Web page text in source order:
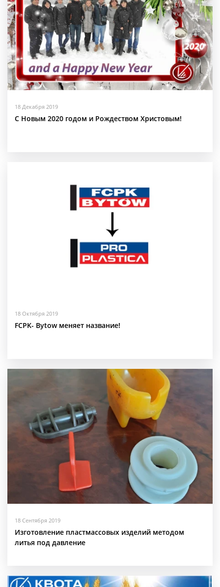
18 Декабря 2019
С Новым 2020 годом и Рождеством Христовым!
18 Октября 2019
FCPK- Bytow меняет название!
18 Сентября 2019
Изготовление пластмассовых изделий методом
литья под давление